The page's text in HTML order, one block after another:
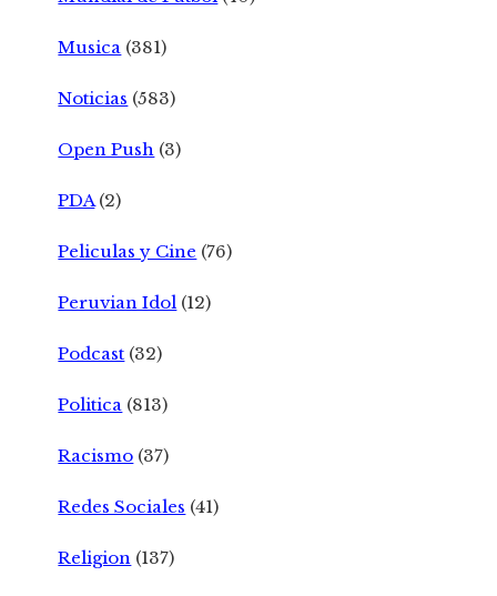
Musica (381)
Noticias (583)
Open Push (3)
PDA(2)
Peliculas y Cine (76)
Peruvian Idol (12)
Podcast (32)
Politica (813)
Racismo (37)
Redes Sociales (41)
Religion (137)